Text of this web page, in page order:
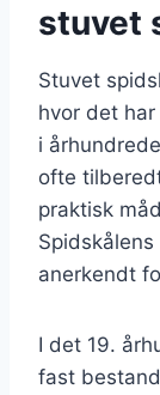
stuvet
Stuvet
hvor det
i
ofte
praktisk
anerkendt
I det 19.
fast